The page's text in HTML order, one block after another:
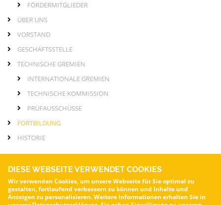
FÖRDERMITGLIEDER
ÜBER UNS
VORSTAND
GESCHÄFTSSTELLE
TECHNISCHE GREMIEN
INTERNATIONALE GREMIEN
TECHNISCHE KOMMISSION
PRÜFAUSSCHÜSSE
FORTBILDUNG
HISTORIE
VOA – Verband für die Oberflächenveredelung von Aluminium e.V.
DIESE WEBSEITE VERWENDET COOKIES
Wir verwenden Cookies, um unsere Webseite für Sie optimal zu
gestalten, fortlaufend verbessern zu können und Inhalte und
Anzeigen zu personalisieren. Weitere Informationen erhalten Sie in